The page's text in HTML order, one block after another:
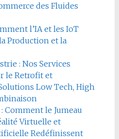
des Fluides
l’IA et les IoT
Production et la
: Nos Services
le Retrofit et
Low Tech, High
Comment le Jumeau
Virtuelle et
Redéfinissent